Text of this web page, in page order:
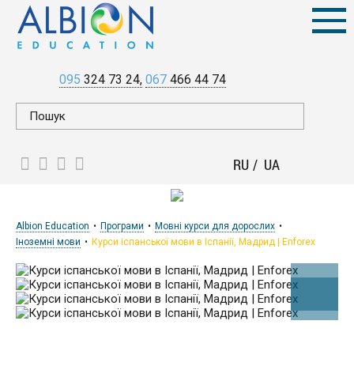
095 324 73 24 067 466 44 74
RU UA
Albion Education Програми
Мовні курси для дорослих
Іноземні мови
Курси іспанської мови в Іспанії, Мадрид | Enforex